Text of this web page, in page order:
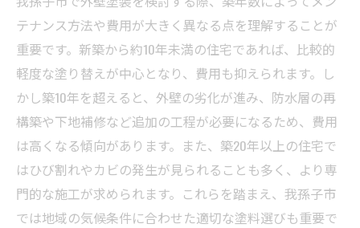
我孫子市の外壁塗装で失敗しないためのチェッ
クリストと準備方法
まとめ：築年数に応じた我孫子市の外壁塗装費
用と賢いメンテナンス術
テナンス方法や費用が大きく異なる点を理解することが
重要です。新築から約10年未満の住宅であれば、比較的
軽度な塗り替えが中心となり、費用も抑えられます。し
かし築10年を超えると、外壁の劣化が進み、防水層の再
構築や下地補修など追加の工程が必要になるため、費用
は高くなる傾向があります。また、築20年以上の住宅で
はひび割れやカビの発生が見られることも多く、より専
門的な施工が求められます。これらを踏まえ、我孫子市
では地域の気候条件に合わせた適切な塗料選びも重要で